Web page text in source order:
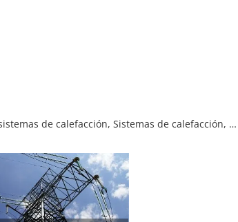
de calefacción, Sistemas de calefacción, …